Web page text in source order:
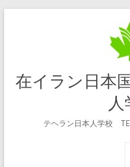
在イラン日本
テヘラン日本人学校